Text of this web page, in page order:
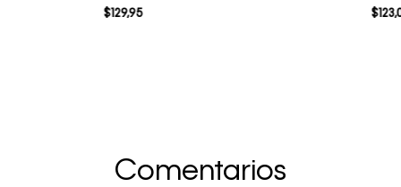
$129,95 $123,
Comentarios